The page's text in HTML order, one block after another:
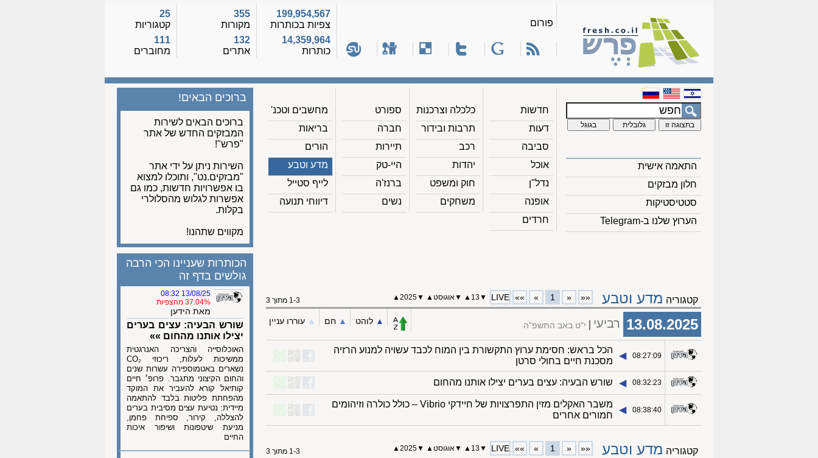
פורום
199,954,567
צפיות בכותרות
14,359,964
כותרות
355
מקורות
132
אתרים
25
קטגוריות
111
מחוברים
התאמה אישית
חלון מבזקים
סטטיסטיקות
הערוץ שלנו ב-Telegram
חדשות
דעות
סביבה
אוכל
נדל"ן
אופנה
חרדים
כלכלה וצרכנות
תרבות ובידור
רכב
יהדות
חוק ומשפט
משחקים
ספורט
חברה
תיירות
היי-טק
ברנז'ה
נשים
מחשבים וטכנ'
בריאות
הורים
מדע וטבע
לייף סטייל
דיווחי תנועה
ברוכים הבאים!
ברוכים הבאים לשירות
המבזקים החדש של אתר
"פרש"!
השירות ניתן על ידי אתר
"מבזקים.נט", ותוכלו למצוא
בו אפשרויות חדשות, כמו גם
אפשרות לגלוש מהסלולרי
בקלות.
מקווים שתהנו!
קטגוריה מדע וטבע ««
«
1
»
»»
LIVE
▼
13
▲
▼אוגוסט ▲
▼
2025▲ 1-3 מתוך 3
13.08.2025 רביעי י"ט באב התשפ"ה ▲︎ לוהט ▲︎ חם ▲︎ עוררו עניין
08:27:09
◀︎
הכל בראש: חסימת ערוץ התקשורת בין המוח לכבד עשויה למנוע הרזיה
מסכנת חיים בחולי סרטן
08:32:23
◀︎ שורש הבעיה: עצים בערים יצילו אותנו מהחום
08:38:40
◀︎
משבר האקלים מזין התפרצויות של חיידקי Vibrio – כולל כולרה וזיהומים
חמורים אחרים
קטגוריה מדע וטבע ««
«
1
»
»»
LIVE
▼
13
▲
▼אוגוסט ▲
▼
2025▲ 1-3 מתוך 3
הכותרות שעניינו הכי הרבה
גולשים בדף זה
13/08/25 08:32
37.04% מהצפיות
מאת הידען
שורש הבעיה: עצים בערים
יצילו אותנו מהחום »»
האוכלוסייה והצריכה האנרגטית
ממשיכות לעלות, ריכוזי CO₂
נשארים באטמוספירה עשרות שנים
והחום הקיצוני מתגבר. פרופ׳ חיים
קותיאל קורא להעביר את המוקד
מהפחתת פליטות בלבד להתאמה
מיידית: נטיעת עצים מסיבית בערים
להצללה, קירור, ספיחת פחמן,
מניעת שיטפונות ושיפור איכות
החיים